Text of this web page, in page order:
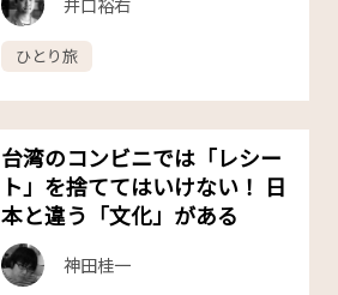
ひとり旅
台湾のコンビニでは「レシー
ト」を捨ててはいけない！ 日
本と違う「文化」がある
神田桂一